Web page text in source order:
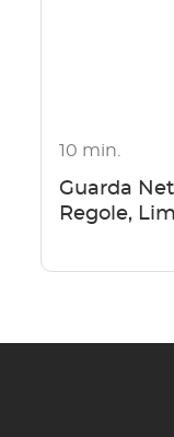
10 min.
Guarda
Regole,